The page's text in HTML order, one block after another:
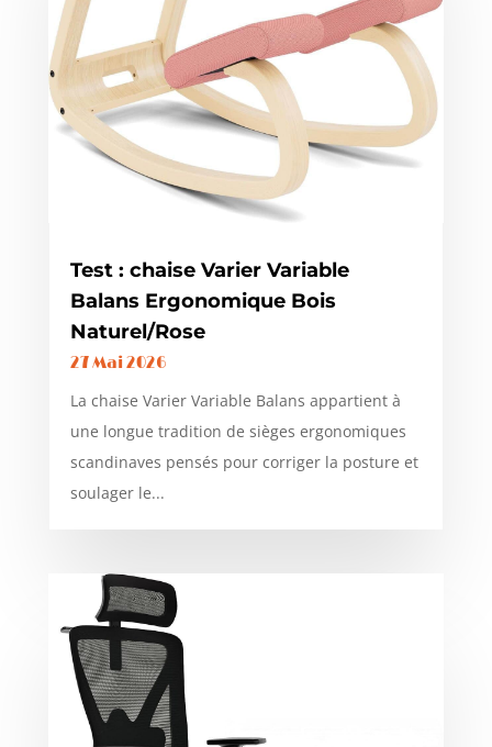
Test : chaise Varier Variable
Balans Ergonomique Bois
Naturel/Rose
27 Mai 2026
La chaise Varier Variable Balans appartient à
une longue tradition de sièges ergonomiques
scandinaves pensés pour corriger la posture et
soulager le...